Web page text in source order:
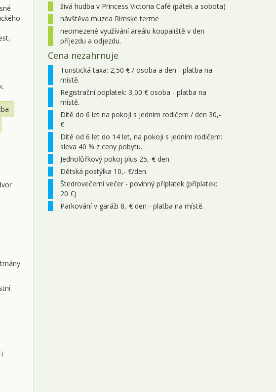
05.12. - 12.12.2026
15 200 Kč
12.12. - 19.12.2026 8 dní 15 200 Kč objednej
živá hudba v Princess Victoria Café (pátek a sobota)
návštěva muzea Rimske terme
neomezené využívání areálu koupaliště v den
příjezdu a odjezdu.
Cena nezahrnuje
Turistická taxa: 2,50 € / osoba a den - platba na
místě.
Registrační poplatek: 3,00 € osoba - platba na
místě.
Dítě do 6 let na pokoji s jedním rodičem / den 30,-
€
Dítě od 6 let do 14 let, na pokoji s jedním rodičem:
sleva 40 % z ceny pobytu.
Jednolůřkový pokoj plus 25,-€ den.
Dětská postýlka 10,- €/den.
Štedrovečerní večer - povinný příplatek (příplatek:
20 €)
Parkování v garáži 8,-€ den - platba na místě.